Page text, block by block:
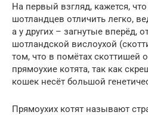
На первый взгляд, кажется,
шотландцев отличить легко,
а у других – загнутые вперёд,
шотландской вислоухой
том, что в помётах скоттишей
прямоухие котята, так как
кошек несёт большой
Прямоухих котят называют